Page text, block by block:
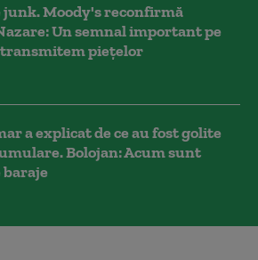
junk. Moody's reconfirmă
Un semnal important pe
piețelor
a explicat de ce au fost golite
Bolojan: Acum sunt